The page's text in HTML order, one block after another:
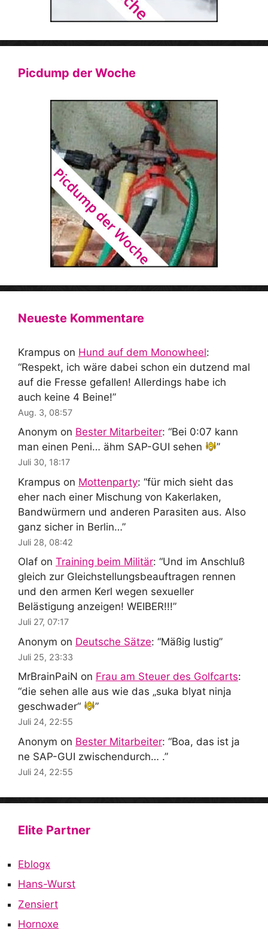
Picdump der Woche
Neueste Kommentare
Krampus on Hund auf dem Monowheel:
“Respekt, ich wäre dabei schon ein dutzend mal
auf die Fresse gefallen! Allerdings habe ich
auch keine 4 Beine!”
Aug. 3, 08:57
Anonym on Bester Mitarbeiter: “Bei 0:07 kann
man einen Peni… ähm SAP-GUI sehen
”
Juli 30, 18:17
Krampus on Mottenparty: “für mich sieht das
eher nach einer Mischung von Kakerlaken,
Bandwürmern und anderen Parasiten aus. Also
ganz sicher in Berlin…”
Juli 28, 08:42
Olaf on Training beim Militär: “Und im Anschluß
gleich zur Gleichstellungsbeauftragen rennen
und den armen Kerl wegen sexueller
Belästigung anzeigen! WEIBER!!!”
Juli 27, 07:17
Anonym on Deutsche Sätze: “Mäßig lustig”
Juli 25, 23:33
MrBrainPaiN on Frau am Steuer des Golfcarts:
“die sehen alle aus wie das „suka blyat ninja
geschwader“
”
Juli 24, 22:55
Anonym on Bester Mitarbeiter: “Boa, das ist ja
ne SAP-GUI zwischendurch… .”
Juli 24, 22:55
Elite Partner
Eblogx
Hans-Wurst
Zensiert
Hornoxe